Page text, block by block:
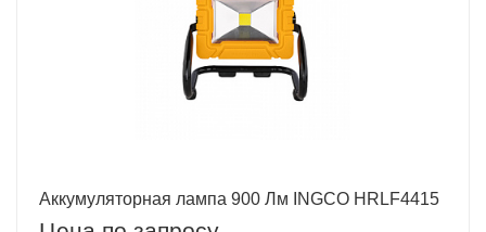
Аккумуляторная лампа 900 Лм INGCO HRLF4415